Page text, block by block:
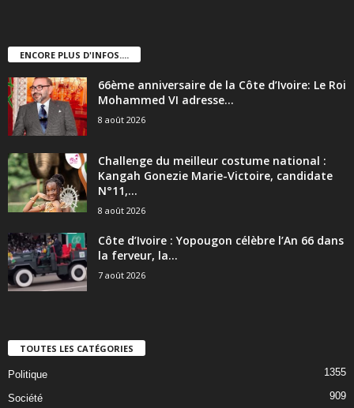
ENCORE PLUS D'INFOS....
66ème anniversaire de la Côte d’Ivoire: Le Roi
Mohammed VI adresse...
8 août 2026
Challenge du meilleur costume national :
Kangah Gonezie Marie-Victoire, candidate
N°11,...
8 août 2026
Côte d’Ivoire : Yopougon célèbre l’An 66 dans
la ferveur, la...
7 août 2026
TOUTES LES CATÉGORIES
Politique 1355
Société 909